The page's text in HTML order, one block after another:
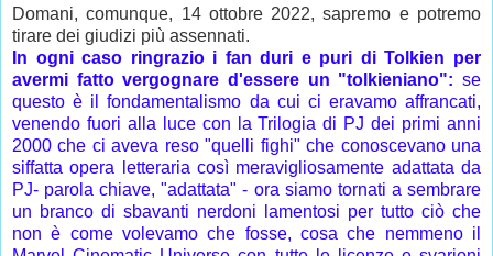
Domani, comunque, 14 ottobre 2022, sapremo e potremo
tirare dei giudizi più assennati.
In ogni caso ringrazio i fan duri e puri di Tolkien per
avermi fatto vergognare d'essere un "tolkieniano": se
questo è il fondamentalismo da cui ci eravamo affrancati,
venendo fuori alla luce con la Trilogia di PJ dei primi anni
2000 che ci aveva reso "quelli fighi" che conoscevano una
siffatta opera letteraria così meravigliosamente adattata da
PJ- parola chiave, "adattata" - ora siamo tornati a sembrare
un branco di sbavanti nerdoni lamentosi per tutto ciò che
non è come volevamo che fosse, cosa che nemmeno il